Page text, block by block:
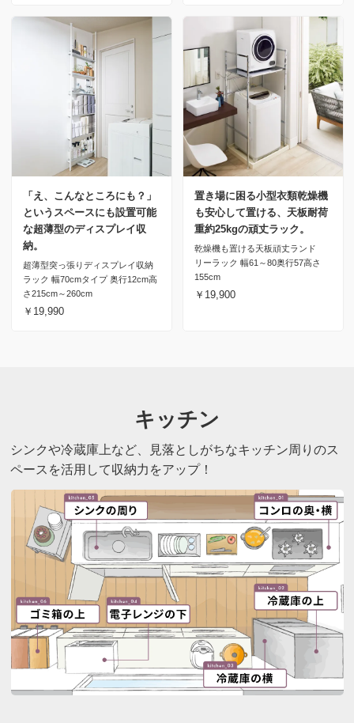
「え、こんなところにも？」
というスペースにも設置可能
な超薄型のディスプレイ収
納。
超薄型突っ張りディスプレイ収納
ラック 幅70cmタイプ 奥行12cm高
さ215cm～260cm
￥19,990
置き場に困る小型衣類乾燥機
も安心して置ける、天板耐荷
重約25kgの頑丈ラック。
乾燥機も置ける天板頑丈ランド
リーラック 幅61～80奥行57高さ
155cm
￥19,900
キッチン
シンクや冷蔵庫上など、見落としがちなキッチン周りのス
ペースを活用して収納力をアップ！